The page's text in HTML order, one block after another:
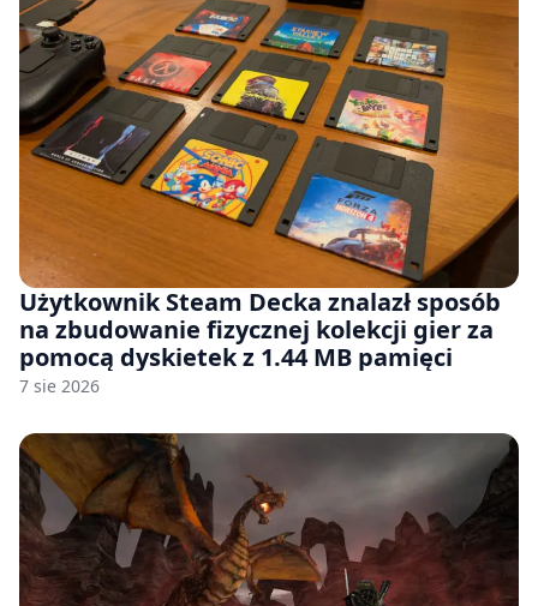
Użytkownik Steam Decka znalazł sposób
na zbudowanie fizycznej kolekcji gier za
pomocą dyskietek z 1.44 MB pamięci
7 sie 2026